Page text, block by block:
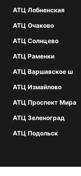
АТЦ Лобненская
АТЦ Очаково
АТЦ Солнцево
АТЦ Раменки
АТЦ Варшавское ш
АТЦ Измайлово
АТЦ Проспект Мира
АТЦ Зеленоград
АТЦ Подольск